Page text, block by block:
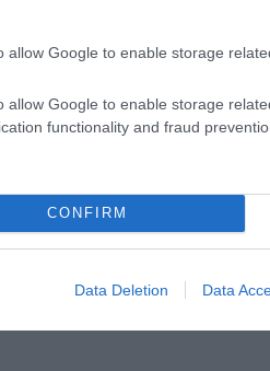
allow Google to enable storage
allow Google to enable storage
functionality and fraud
CONFIRM
Data Deletion Data
be. Hagyod a
nagyon élvezem.